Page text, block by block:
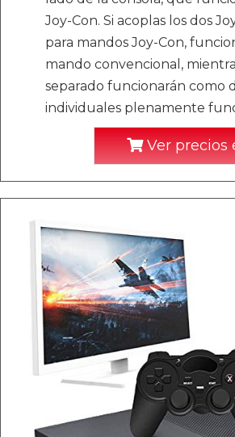
Joy-Con. Si acoplas los dos
para mandos Joy-Con,
mando convencional,
separado funcionarán como
individuales plenamente
Ver precios